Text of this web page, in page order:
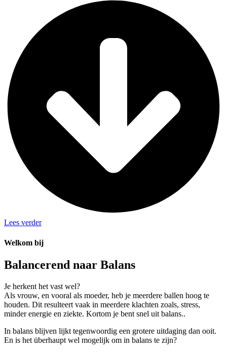
Lees verder
Welkom bij
Balancerend naar Balans
Je herkent het vast wel?
Als vrouw, en vooral als moeder, heb je meerdere ballen hoog te
houden. Dit resulteert vaak in meerdere klachten zoals, stress,
minder energie en ziekte. Kortom je bent snel uit balans..
In balans blijven lijkt tegenwoordig een grotere uitdaging dan ooit.
En is het überhaupt wel mogelijk om in balans te zijn?